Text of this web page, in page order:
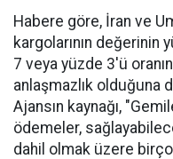
Habere göre, İran ve
kargolarının
7 veya yüzde 3'ü
anlaşmazlık olduğuna
Ajansın kaynağı,
ödemeler,
dahil olmak üzere